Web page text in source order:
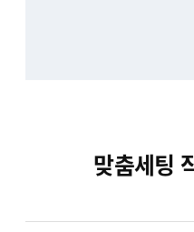
맞춤세팅